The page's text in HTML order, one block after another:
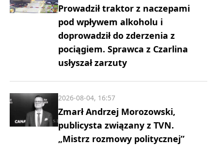
Prowadził traktor z naczepami
pod wpływem alkoholu i
doprowadził do zderzenia z
pociągiem. Sprawca z Czarlina
usłyszał zarzuty
Zmarł Andrzej Morozowski,
publicysta związany z TVN.
„Mistrz rozmowy politycznej”
2026-08-04, 16:57